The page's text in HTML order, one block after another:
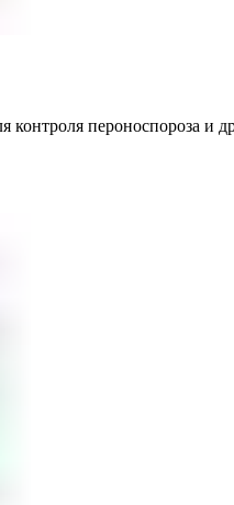
пероноспороза и